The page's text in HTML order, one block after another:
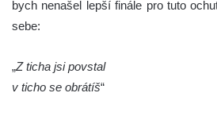
bych nenašel lepší finále pro tuto
sebe:
„Z ticha jsi povstal
v ticho se obrátíš“